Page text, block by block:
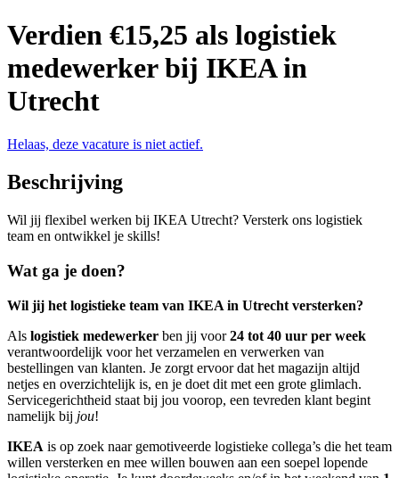
Verdien €15,25 als logistiek
medewerker bij IKEA in
Utrecht
Helaas, deze vacature is niet actief.
Beschrijving
Wil jij flexibel werken bij IKEA Utrecht? Versterk ons logistiek
team en ontwikkel je skills!
Wat ga je doen?
Wil jij het logistieke team van IKEA in Utrecht versterken?
Als logistiek medewerker ben jij voor24 tot 40 uur per week
verantwoordelijk voor het verzamelen en verwerken van
bestellingen van klanten. Je zorgt ervoor dat het magazijn altijd
netjes en overzichtelijk is, en je doet dit met een grote glimlach.
Servicegerichtheid staat bij jou voorop, een tevreden klant begint
namelijk bij jou!
IKEA is op zoek naar gemotiveerde logistieke collega’s die het team
willen versterken en mee willen bouwen aan een soepel lopende